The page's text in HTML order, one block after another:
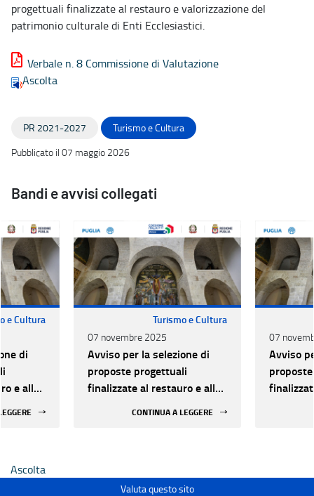
progettuali finalizzate al restauro e valorizzazione del
patrimonio culturale di Enti Ecclesiastici.
Verbale n. 8 Commissione di Valutazione
Ascolta
PR 2021-2027
Turismo e Cultura
Pubblicato il 07 maggio 2026
Bandi e avvisi collegati
e Cultura
di
e alla
Turismo e Cultura
07 novembre 2025
Avviso per la selezione di
proposte progettuali
finalizzate al restauro e alla
CONTINUA A LEGGERE
07
Avviso
Ascolta
Valuta questo sito